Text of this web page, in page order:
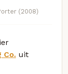
(2008)
Co. uit